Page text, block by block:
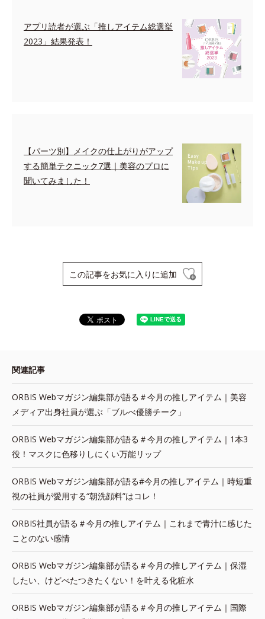
アプリ読者が選ぶ「推しアイテム総選挙
2023」結果発表！
【パーツ別】メイクの仕上がりがアップ
する簡単テクニック7選｜美容のプロに
聞いてみました！
この記事をお気に入りに追加
関連記事
ORBIS Webマガジン編集部が語る＃今月の推しアイテム｜美容
メディア出身社員が選ぶ「ブルべ優勝チーク」
ORBIS Webマガジン編集部が語る＃今月の推しアイテム｜1本3
役！マスクに色移りしにくい万能リップ
ORBIS Webマガジン編集部が語る#今月の推しアイテム｜時短重
視の社員が愛用する“朝洗顔料”はコレ！
ORBIS社員が語る＃今月の推しアイテム｜これまで青汁に感じた
ことのない感情
ORBIS Webマガジン編集部が語る＃今月の推しアイテム｜保湿
したい、けどべたつきたくない！を叶える化粧水
ORBIS Webマガジン編集部が語る＃今月の推しアイテム｜国際